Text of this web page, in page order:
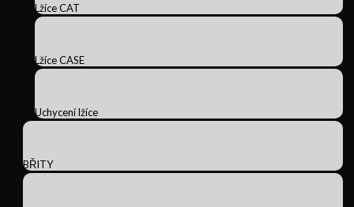
Lžíce CAT
Lžíce CASE
Uchycení lžíce
BŘITY